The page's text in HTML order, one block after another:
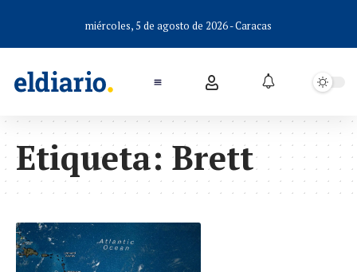
miércoles, 5 de agosto de 2026 - Caracas
Etiqueta: Brett